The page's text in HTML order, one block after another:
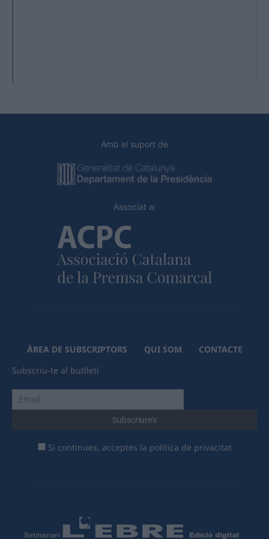
Amb el suport de
Associat a:
ÀREA DE SUBSCRIPTORS QUI SOM
CONTACTE
Subscriu-te al butlletí
Si continues, acceptes la política de privacitat